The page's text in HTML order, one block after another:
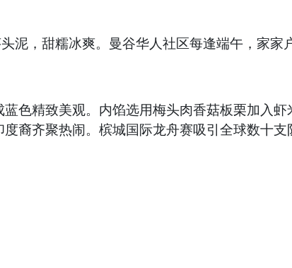
泥，甜糯冰爽。曼谷华人社区每逢端午，家家
色精致美观。内馅选用梅头肉香菇板栗加入
裔齐聚热闹。槟城国际龙舟赛吸引全球数十支